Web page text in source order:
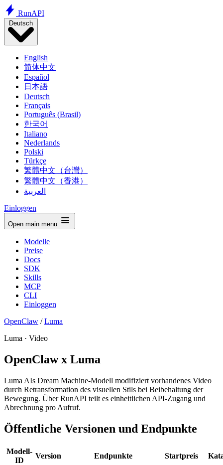
RunAPI
Deutsch
English
简体中文
Español
日本語
Deutsch
Français
Português (Brasil)
한국어
Italiano
Nederlands
Polski
Türkçe
繁體中文（台灣）
繁體中文（香港）
العربية
Einloggen
Open main menu
Modelle
Preise
Docs
SDK
Skills
MCP
CLI
Einloggen
OpenClaw /Luma
Luma · Video
OpenClaw x Luma
Luma AIs Dream Machine-Modell modifiziert vorhandenes Video
durch Retransformation des visuellen Stils bei Beibehaltung der
Bewegung. Über RunAPI teilt es einheitlichen API-Zugang und
Abrechnung pro Aufruf.
Öffentliche Versionen und Endpunkte
Modell-
ID
Version Endpunkte Startpreis